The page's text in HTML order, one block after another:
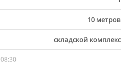
10 метров
складской комплекс